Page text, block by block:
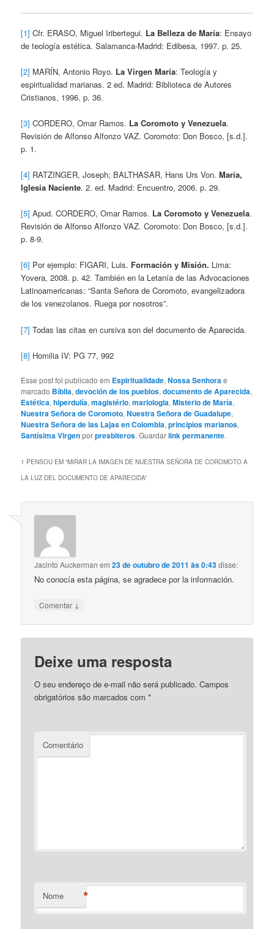
[1] Cfr. ERASO, Miguel Iribertegui. La Belleza de María: Ensayo
de teología estética. Salamanca-Madrid: Edibesa, 1997. p. 25.
[2] MARÍN, Antonio Royo. La Virgen María: Teología y
espiritualidad marianas. 2 ed. Madrid: Biblioteca de Autores
Cristianos, 1996. p. 36.
[3] CORDERO, Omar Ramos. La Coromoto y Venezuela.
Revisión de Alfonso Alfonzo VAZ. Coromoto: Don Bosco, [s.d.].
p. 1.
[4] RATZINGER, Joseph; BALTHASAR, Hans Urs Von. María,
Iglesia Naciente. 2. ed. Madrid: Encuentro, 2006. p. 29.
[5] Apud. CORDERO, Omar Ramos. La Coromoto y Venezuela.
Revisión de Alfonso Alfonzo VAZ. Coromoto: Don Bosco, [s.d.].
p. 8-9.
[6] Por ejemplo: FIGARI, Luis. Formación y Misión. Lima:
Yovera, 2008. p. 42. También en la Letanía de las Advocaciones
Latinoamericanas: “Santa Señora de Coromoto, evangelizadora
de los venezolanos. Ruega por nosotros”.
[7] Todas las citas en cursiva son del documento de Aparecida.
[8] Homilia IV: PG 77, 992
Esse post foi publicado em Espiritualidade,Nossa Senhorae
marcado Bíblia,devoción de los pueblos,documento de Aparecida,
Estética,hiperdulía,magistério,mariologia,Misterio de María,
Nuestra Señora de Coromoto,Nuestra Señora de Guadalupe,
Nuestra Señora de las Lajas en Colombia,principios marianos,
Santísima Virgenporpresbiteros. Guardarlink permanente.
1 PENSOU EM “MIRAR LA IMAGEN DE NUESTRA SEÑORA DE COROMOTO A
LA LUZ DEL DOCUMENTO DE APARECIDA”
Jacinto Auckerman em23 de outubro de 2011 às 0:43disse:
No conocía esta página, se agradece por la información.
Comentar ↓
Deixe uma resposta
O seu endereço de e-mail não será publicado. Campos
obrigatórios são marcados com*
Comentário
Nome *